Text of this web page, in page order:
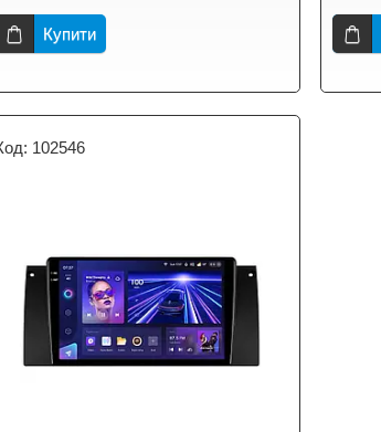
Купити
102546